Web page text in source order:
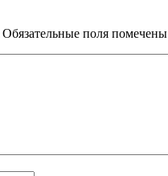
Обязательные поля помечены